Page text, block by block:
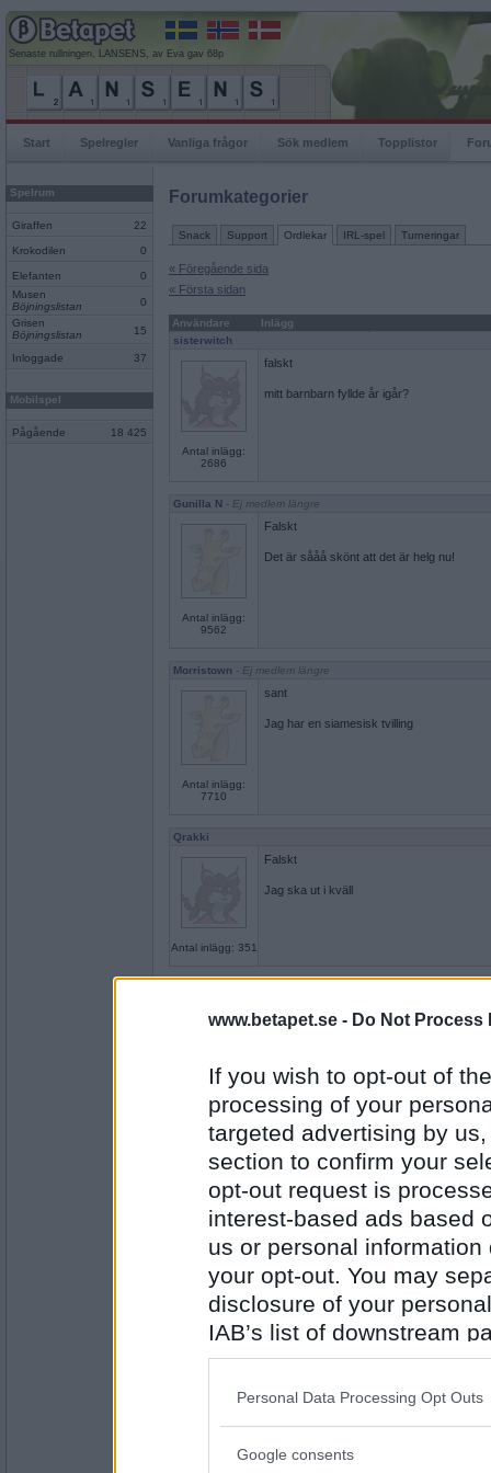
www.betapet.se - Do Not Process
If you wish to opt-out of
processing of your
targeted advertising by
section to confirm your
opt-out request is
interest-based ads based
us or personal
your opt-out. You may
disclosure of your
IAB’s list of downstream
also be disclosed by us
Downstream Participants
Please note that this
Personal Data Processing Opt Outs
Google consents
Senaste rullningen, LANSENS, av Eva gav 68p
Start Spelregler Vanliga frågor Sök medlem Topplistor
Spelrum
Giraffen 22
Krokodilen 0
Elefanten
0
Musen
Böjningslistan
0
Grisen
Böjningslistan
15
Inloggade 37
Mobilspel
Pågående 18 425
Forumkategorier
Snack Support Ordlekar IRL-spel Turneringar
« Föregående sida
« Första sidan
Användare
Inlägg
sisterwitch
Antal inlägg:
2686
falskt
mitt barnbarn fyllde år igår?
Gunilla N - Ej medlem längre
Antal inlägg:
9562
Falskt
Det är sååå skönt att det är helg nu!
Morristown - Ej medlem längre
Antal inlägg:
7710
sant
Jag har en siamesisk tvilling
Qrakki
Antal inlägg: 351
Falskt
Jag ska ut i kväll
Antal inlägg:
2802
Morristown- Ej medlem längre
Antal inlägg:
7710
sant
Jag kan skriva 2000 bokstäver på en
Michelin
Antal inlägg:
jag kan pilla mig i örat med tån